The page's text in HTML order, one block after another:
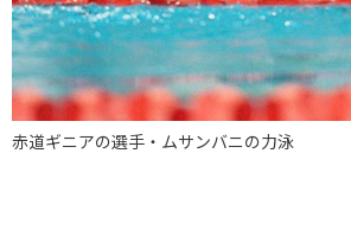
赤道ギニアの選手・ムサンバニの力泳